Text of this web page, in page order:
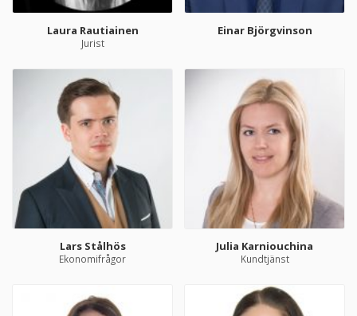
Laura Rautiainen
Jurist
Einar Björgvinson
Lars Stålhös
Ekonomifrågor
Julia Karniouchina
Kundtjänst